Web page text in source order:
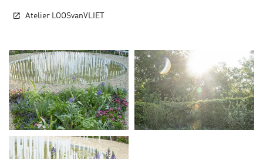
Atelier LOOSvanVLIET